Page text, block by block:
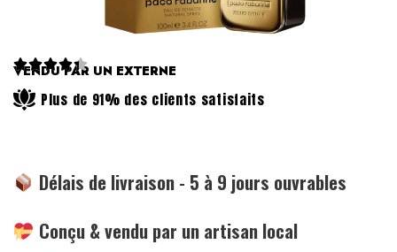

VENDU PAR UN EXTERNE
Plus de 91% des clients satisfaits
Délais de livraison - 5 à 9 jours ouvrables
Conçu & vendu par un artisan local